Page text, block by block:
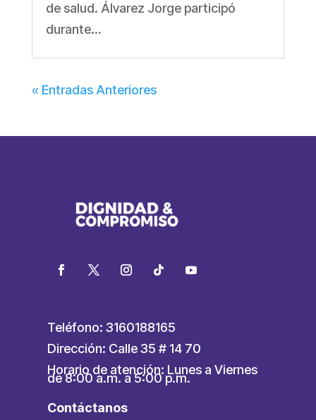
de salud. Álvarez Jorge participó
durante...
« Entradas Anteriores
Teléfono: 3160188165
Dirección: Calle 35 # 14 70
Horario de atención: Lunes a Viernes
de 8:00 a.m. a 5:00 p.m.
Contáctanos